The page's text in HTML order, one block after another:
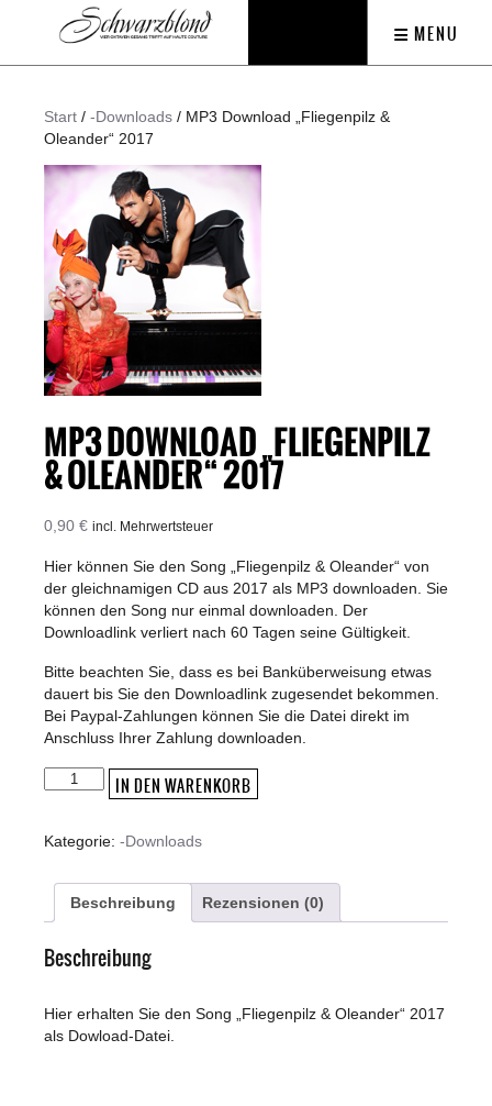
MENU
Start / -Downloads / MP3 Download „Fliegenpilz &
Oleander“ 2017
MP3 DOWNLOAD „FLIEGENPILZ
& OLEANDER“ 2017
0,90 € incl. Mehrwertsteuer
Hier können Sie den Song „Fliegenpilz & Oleander“ von
der gleichnamigen CD aus 2017 als MP3 downloaden. Sie
können den Song nur einmal downloaden. Der
Downloadlink verliert nach 60 Tagen seine Gültigkeit.
Bitte beachten Sie, dass es bei Banküberweisung etwas
dauert bis Sie den Downloadlink zugesendet bekommen.
Bei Paypal-Zahlungen können Sie die Datei direkt im
Anschluss Ihrer Zahlung downloaden.
MP3
Download
&
2017
Menge
IN DEN WARENKORB
Kategorie: -Downloads
Beschreibung Rezensionen (0)
Beschreibung
Hier erhalten Sie den Song „Fliegenpilz & Oleander“ 2017
als Dowload-Datei.